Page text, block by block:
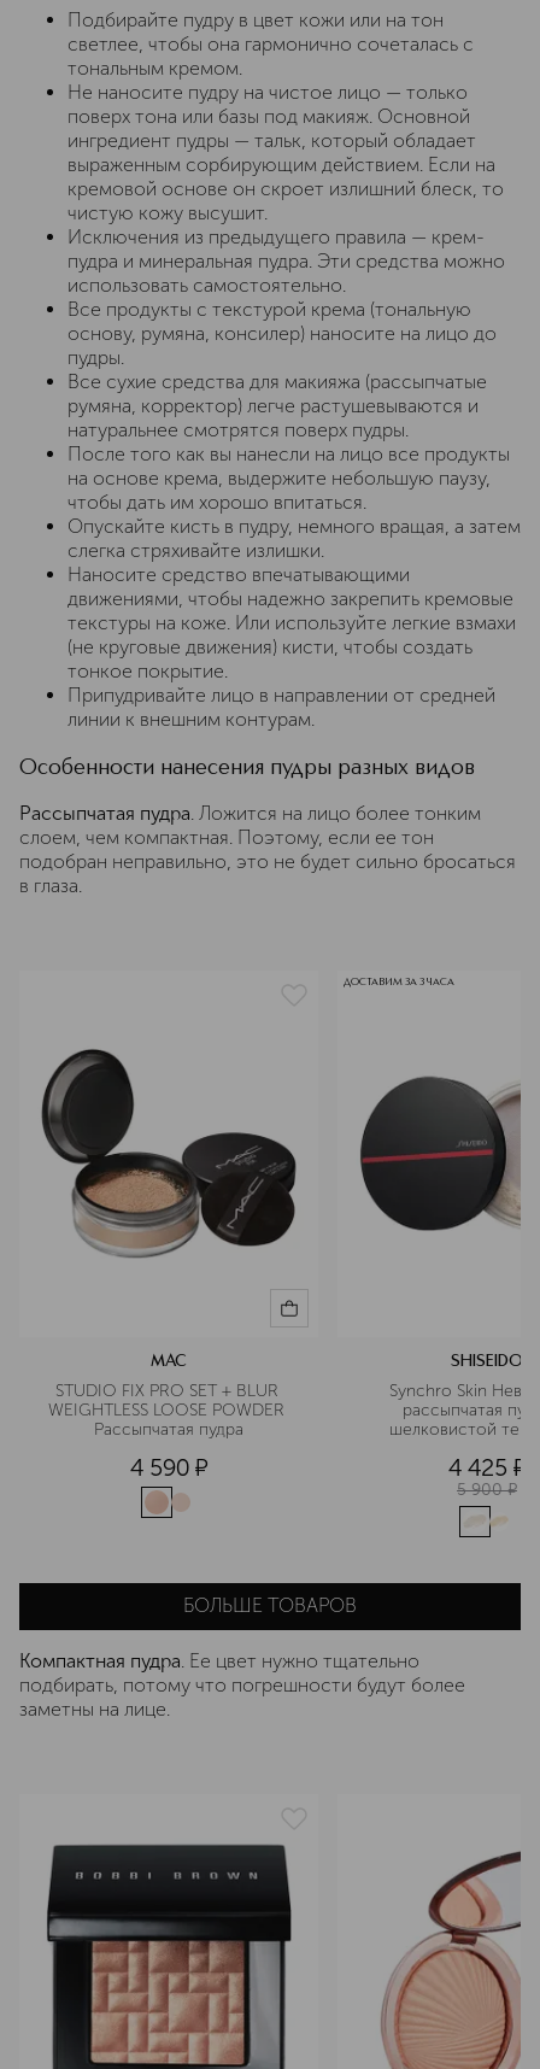
Подбирайте пудру в цвет кожи или на тон
светлее, чтобы она гармонично сочеталась с
тональным кремом.
Не наносите пудру на чистое лицо — только
поверх тона или базы под макияж. Основной
ингредиент пудры — тальк, который обладает
выраженным сорбирующим действием. Если на
кремовой основе он скроет излишний блеск, то
чистую кожу высушит.
Исключения из предыдущего правила — крем-
пудра и минеральная пудра. Эти средства можно
использовать самостоятельно.
Все продукты с текстурой крема (тональную
основу, румяна, консилер) наносите на лицо до
пудры.
Все сухие средства для макияжа (рассыпчатые
румяна, корректор) легче растушевываются и
натуральнее смотрятся поверх пудры.
После того как вы нанесли на лицо все продукты
на основе крема, выдержите небольшую паузу,
чтобы дать им хорошо впитаться.
Опускайте кисть в пудру, немного вращая, а затем
слегка стряхивайте излишки.
Наносите средство впечатывающими
движениями, чтобы надежно закрепить кремовые
текстуры на коже. Или используйте легкие взмахи
(не круговые движения) кисти, чтобы создать
тонкое покрытие.
Припудривайте лицо в направлении от средней
линии к внешним контурам.
Особенности нанесения пудры разных видов
Рассыпчатая пудра. Ложится на лицо более тонким
слоем, чем компактная. Поэтому, если ее тон
подобран неправильно, это не будет сильно бросаться
в глаза.
MAC
STUDIO FIX PRO SET + BLUR
WEIGHTLESS LOOSE POWDER
Рассыпчатая пудра
4 590 ¤
ДОСТАВИМ ЗА 3 ЧАСА
SHISEIDO
Synchro Skin
рассыпчатая
шелковистой
4 425 ¤
5 900 ¤
БОЛЬШЕ ТОВАРОВ
Компактная пудра . Ее цвет нужно тщательно
подбирать, потому что погрешности будут более
заметны на лице.